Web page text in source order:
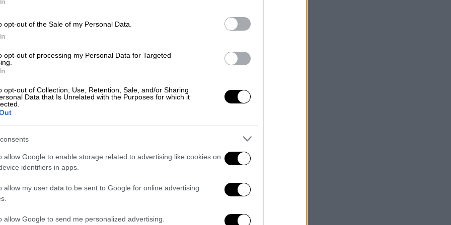
opt-out of the Sale of my Personal Data.
opt-out of processing my Personal Data for Targeted
opt-out of Collection, Use, Retention, Sale, and/or Sharing
Data that Is Unrelated with the Purposes for which it
allow Google to enable storage related to advertising like cookies on
identifiers in apps.
allow my user data to be sent to Google for online advertising
allow Google to send me personalized advertising.
με το τζιπ που έπεσε σε
- Έξι άτομα στο νοσοκομείο
να αποδειχθεί ποιος το